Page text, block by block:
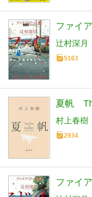
ファイ
辻村深月
5163
夏帆
村上春樹
2934
ファイ